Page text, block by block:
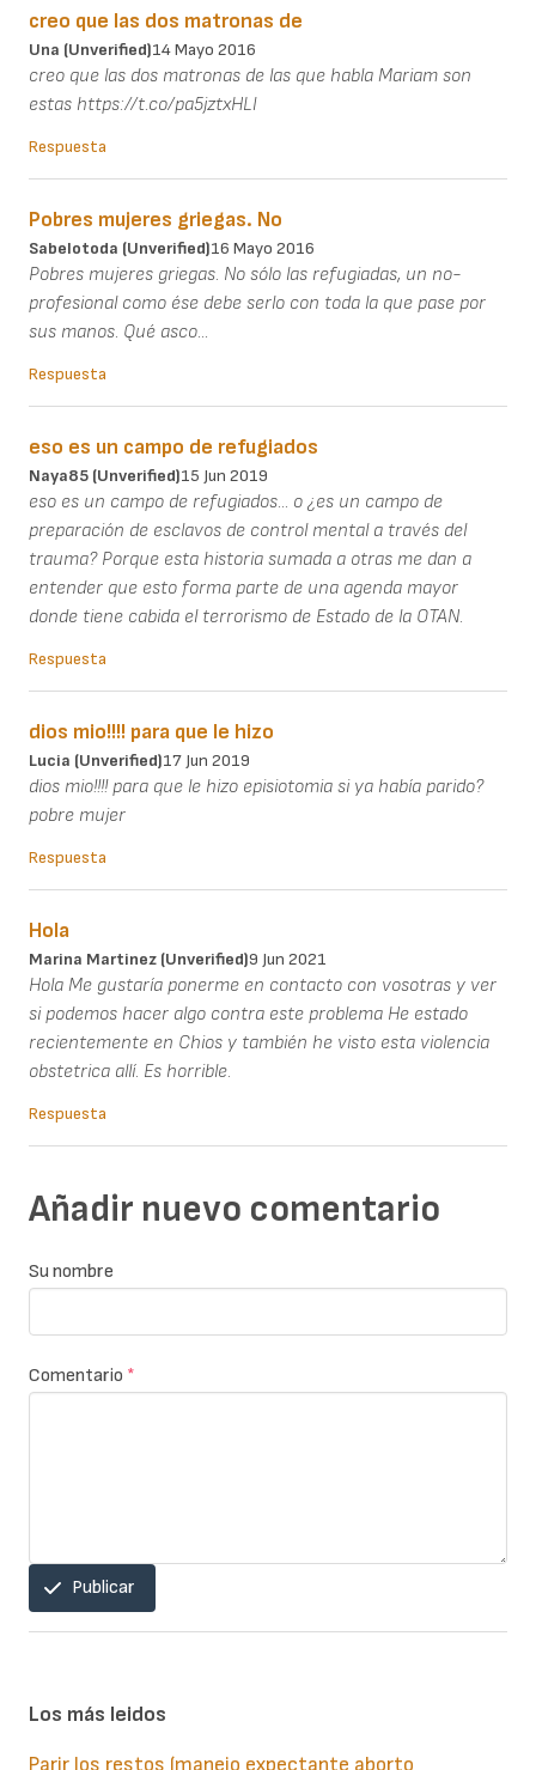
creo que las dos matronas de
Una (unverified)14 Mayo 2016
creo que las dos matronas de las que habla Mariam son
estas https://t.co/pa5jztxHLl
Respuesta
Pobres mujeres griegas. No
Sabelotoda (unverified)16 Mayo 2016
Pobres mujeres griegas. No sólo las refugiadas, un no-
profesional como ése debe serlo con toda la que pase por
sus manos. Qué asco...
Respuesta
eso es un campo de refugiados
Naya85 (unverified)15 Jun 2019
eso es un campo de refugiados... o ¿es un campo de
preparación de esclavos de control mental a través del
trauma? Porque esta historia sumada a otras me dan a
entender que esto forma parte de una agenda mayor
donde tiene cabida el terrorismo de Estado de la OTAN.
Respuesta
dios mio!!!! para que le hizo
Lucia (unverified)17 Jun 2019
dios mio!!!! para que le hizo episiotomia si ya había parido?
pobre mujer
Respuesta
Hola
Marina Martinez (unverified)9 Jun 2021
Hola Me gustaría ponerme en contacto con vosotras y ver
si podemos hacer algo contra este problema He estado
recientemente en Chios y también he visto esta violencia
obstetrica allí. Es horrible.
Respuesta
Añadir nuevo comentario
Su nombre
Comentario *
Publicar
Los más leidos
Parir los restos (manejo expectante aborto